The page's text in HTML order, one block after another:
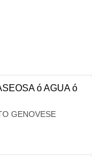
ó AGUA ó
GENOVESE